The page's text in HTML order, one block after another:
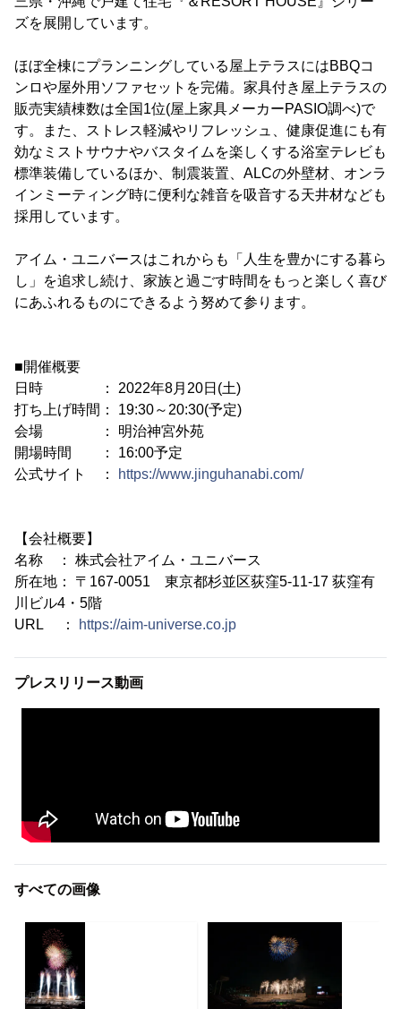
ズを展開しています。
ほぼ全棟にプランニングしている屋上テラスにはBBQコ
ンロや屋外用ソファセットを完備。家具付き屋上テラスの
販売実績棟数は全国1位(屋上家具メーカーPASIO調べ)で
す。また、ストレス軽減やリフレッシュ、健康促進にも有
効なミストサウナやバスタイムを楽しくする浴室テレビも
標準装備しているほか、制震装置、ALCの外壁材、オンラ
インミーティング時に便利な雑音を吸音する天井材なども
採用しています。
アイム・ユニバースはこれからも「人生を豊かにする暮ら
し」を追求し続け、家族と過ごす時間をもっと楽しく喜び
にあふれるものにできるよう努めて参ります。
■開催概要
日時 ： 2022年8月20日(土)
打ち上げ時間： 19:30～20:30(予定)
会場 ： 明治神宮外苑
開場時間 ： 16:00予定
公式サイト ：
https://www.jinguhanabi.com/
【会社概要】
名称 ： 株式会社アイム・ユニバース
所在地： 〒167-0051 東京都杉並区荻窪5-11-17 荻窪有
川ビル4・5階
URL ：
https://aim-universe.co.jp
プレスリリース動画
すべての画像